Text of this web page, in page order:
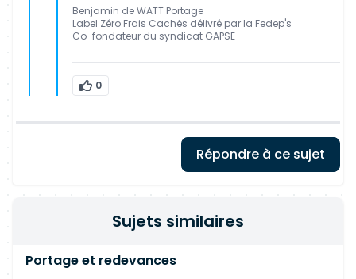
Benjamin de WATT Portage
Label Zéro Frais Cachés délivré par la Fedep's
Co-fondateur du syndicat GAPSE
0
Répondre à ce sujet
Sujets similaires
Portage et redevances